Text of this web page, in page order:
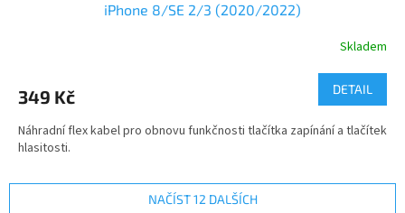
iPhone 8/SE 2/3 (2020/2022)
Skladem
349 Kč DETAIL
Náhradní flex kabel pro obnovu funkčnosti tlačítka zapínání a tlačítek
hlasitosti.
NAČÍST 12 DALŠÍCH